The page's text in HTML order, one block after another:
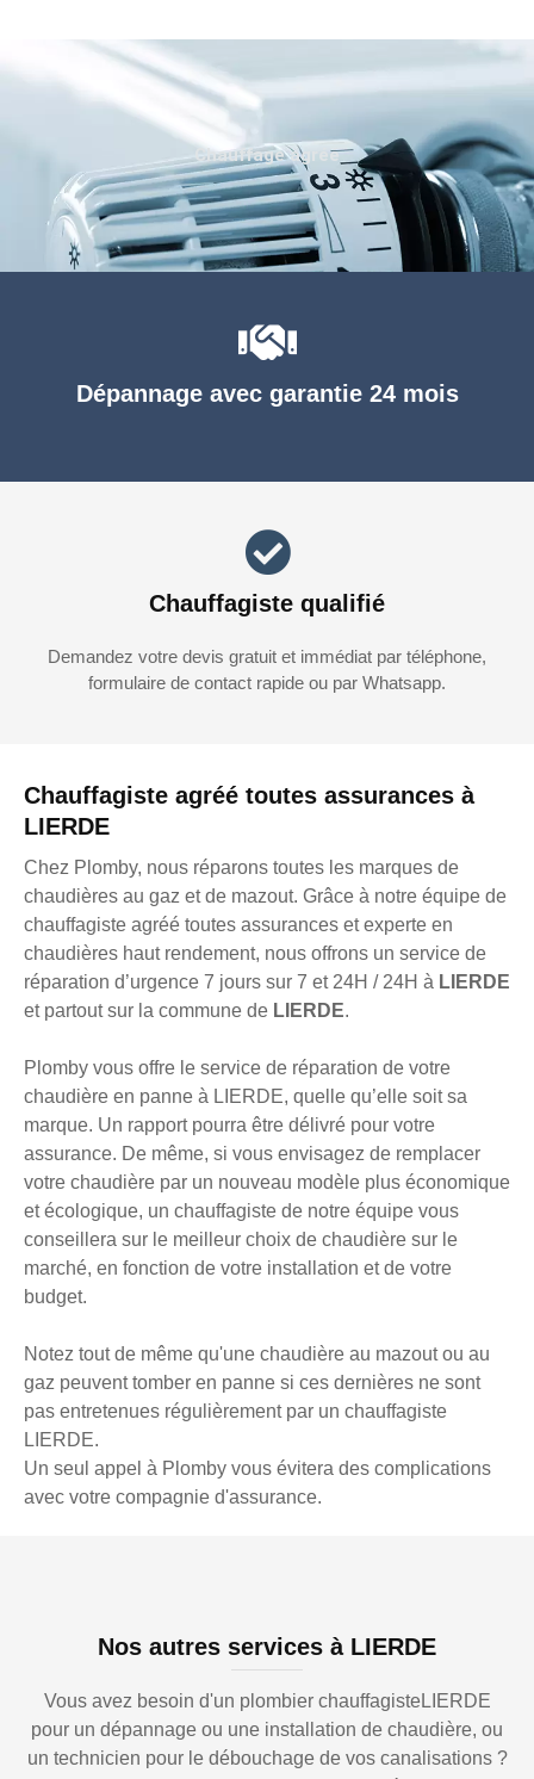
Chauffagiste agréé toutes assurances à
LIERDE
Chez Plomby, nous réparons toutes les marques de
chaudières au gaz et de mazout. Grâce à notre équipe de
chauffagiste agréé toutes assurances et experte en
chaudières haut rendement, nous offrons un service de
réparation d’urgence 7 jours sur 7 et 24H / 24H à LIERDE
et partout sur la commune de LIERDE.
Plomby vous offre le service de réparation de votre
chaudière en panne à LIERDE, quelle qu’elle soit sa
marque. Un rapport pourra être délivré pour votre
assurance. De même, si vous envisagez de remplacer
votre chaudière par un nouveau modèle plus économique
et écologique, un chauffagiste de notre équipe vous
conseillera sur le meilleur choix de chaudière sur le
marché, en fonction de votre installation et de votre
budget.
Notez tout de même qu'une chaudière au mazout ou au
gaz peuvent tomber en panne si ces dernières ne sont
pas entretenues régulièrement par un chauffagiste
LIERDE.
Un seul appel à Plomby vous évitera des complications
avec votre compagnie d'assurance.
Dépannage avec garantie 24 mois
Chauffagiste qualifié
Demandez votre devis gratuit et immédiat par téléphone,
formulaire de contact rapide ou par Whatsapp.
Chauffage agréé
Nos autres services à LIERDE
Vous avez besoin d'un plombier chauffagisteLIERDE
pour un dépannage ou une installation de chaudière, ou
un technicien pour le débouchage de vos canalisations ?